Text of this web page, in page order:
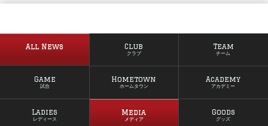
All News Club
クラブ
Team
チーム
Game
試合
Hometown
ホームタウン
Academy
アカデミー
Ladies
レディース
Media
メディア
Goods
グッズ